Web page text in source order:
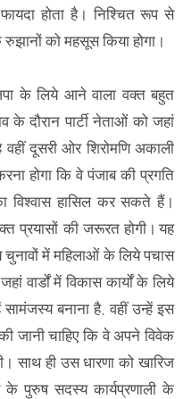
होता है। निश्चित रूप से
को महसूस किया होगा।
के लिये आने वाला वक्त बहुत
के दौरान पार्टी नेताओं को जहां
दूसरी ओर शिरोमणि अकाली
होगा कि वे पंजाब की प्रगति
हासिल कर सकते हैं।
प्रयासों की जरूरत होगी। यह
चुनावों में महिलाओं के लिये पचास
वार्डों में विकास कार्यों के लिये
बनाना है, वहीं उन्हें इस
जानी चाहिए कि वे अपने विवेक
साथ ही उस धारणा को खारिज
के पुरुष सदस्य कार्यप्रणाली के